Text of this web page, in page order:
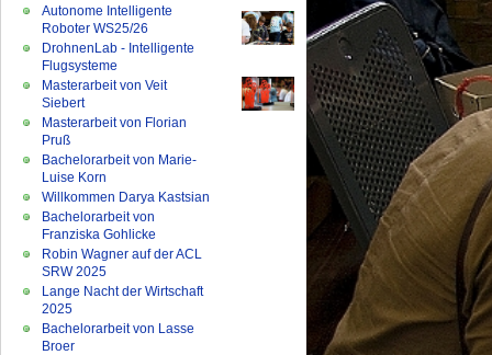
Autonome Intelligente
Roboter WS25/26
DrohnenLab - Intelligente
Flugsysteme
Masterarbeit von Veit
Siebert
Masterarbeit von Florian
Pruß
Bachelorarbeit von Marie-
Luise Korn
Willkommen Darya Kastsian
Bachelorarbeit von
Franziska Gohlicke
Robin Wagner auf der ACL
SRW 2025
Lange Nacht der Wirtschaft
2025
Bachelorarbeit von Lasse
Broer